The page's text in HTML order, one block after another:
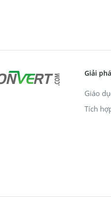
Giải
Giáo
Tích